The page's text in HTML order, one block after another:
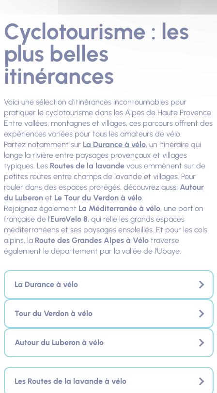
Cyclotourisme : les
plus belles
itinérances
Voici une sélection d’itinérances incontournables pour
pratiquer le cyclotourisme dans les Alpes de Haute Provence.
Entre vallées, montagnes et villages, ces parcours offrent des
expériences variées pour tous les amateurs de vélo.
Partez notamment sur La Durance à vélo, un itinéraire qui
longe la rivière entre paysages provençaux et villages
typiques. Les Routes de la lavandevous emmènent sur de
petites routes entre champs de lavande et villages. Pour
rouler dans des espaces protégés, découvrez aussi Autour
du Luberonet Le Tour du Verdon à vélo.
Rejoignez également La Méditerranée à vélo, une portion
française de l’EuroVelo 8, qui relie les grands espaces
méditerranéens et ses paysages ensoleillés. Et pour les cols
alpins, la Route des Grandes Alpes à Vélotraverse
également le département par la vallée de l'Ubaye.
La Durance à vélo
Tour du Verdon à vélo
Autour du Luberon à vélo
Les Routes de la lavande à vélo